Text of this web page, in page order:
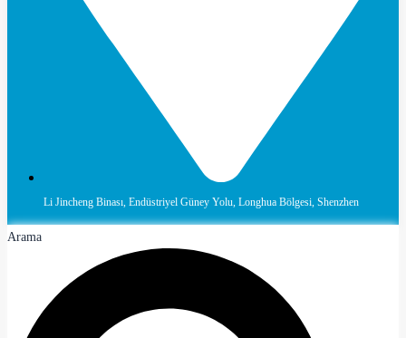
Li Jincheng Binası, Endüstriyel Güney Yolu, Longhua Bölgesi, Shenzhen
Arama